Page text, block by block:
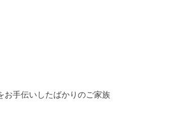
お手伝いしたばかりのご家族